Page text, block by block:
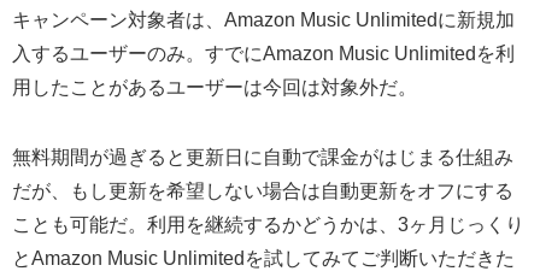
キャンペーン対象者は、Amazon Music Unlimitedに新規加
入するユーザーのみ。すでにAmazon Music Unlimitedを利
用したことがあるユーザーは今回は対象外だ。
無料期間が過ぎると更新日に自動で課金がはじまる仕組み
だが、もし更新を希望しない場合は自動更新をオフにする
ことも可能だ。利用を継続するかどうかは、3ヶ月じっくり
とAmazon Music Unlimitedを試してみてご判断いただきた